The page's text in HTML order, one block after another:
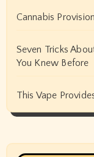
Cannabis
Seven Tricks
You Knew Before
This Vape